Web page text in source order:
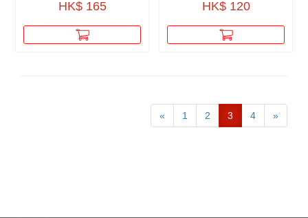
HK$ 165 HK$ 120
« 1 2 3 4 »